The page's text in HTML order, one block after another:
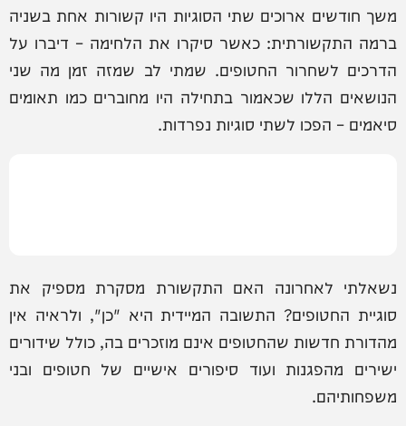
משך חודשים ארוכים שתי הסוגיות היו קשורות אחת בשניה
ברמה התקשורתית: כאשר סיקרו את הלחימה – דיברו על
הדרכים לשחרור החטופים. שמתי לב שמזה זמן מה שני
הנושאים הללו שכאמור בתחילה היו מחוברים כמו תאומים
סיאמים – הפכו לשתי סוגיות נפרדות.
נשאלתי לאחרונה האם התקשורת מסקרת מספיק את
סוגיית החטופים? התשובה המיידית היא "כן", ולראיה אין
מהדורת חדשות שהחטופים אינם מוזכרים בה, כולל שידורים
ישירים מהפגנות ועוד סיפורים אישיים של חטופים ובני
משפחותיהם.